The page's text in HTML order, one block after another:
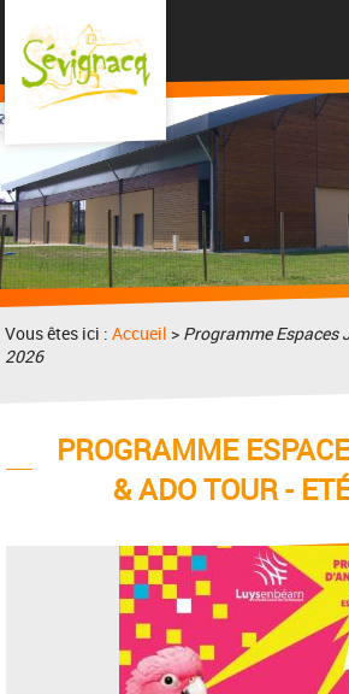
Vous êtes ici :Accueil > Programme Espaces
2026
PROGRAMME
& ADO TOUR -